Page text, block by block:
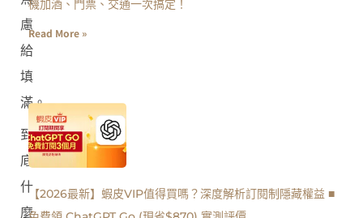
慮
給
填
滿。
到
底
什
麼
機加酒、門票、交通一次搞定！
Read More »
【2026最新】蝦皮VIP值得買嗎？深度解析訂閱制隱藏權益 ■